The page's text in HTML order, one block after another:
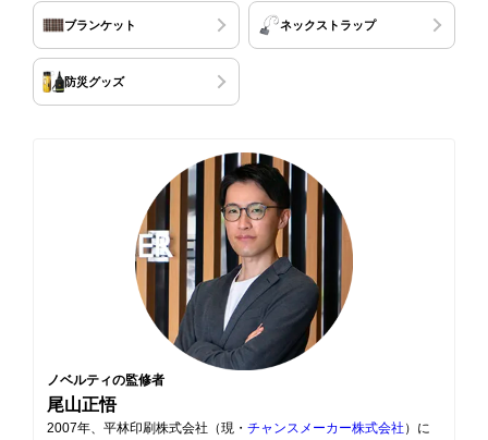
ブランケット ネックストラップ
防災グッズ
ノベルティの監修者
尾山正悟
2007年、平林印刷株式会社（現・ チャンスメーカー株式会社 ）に